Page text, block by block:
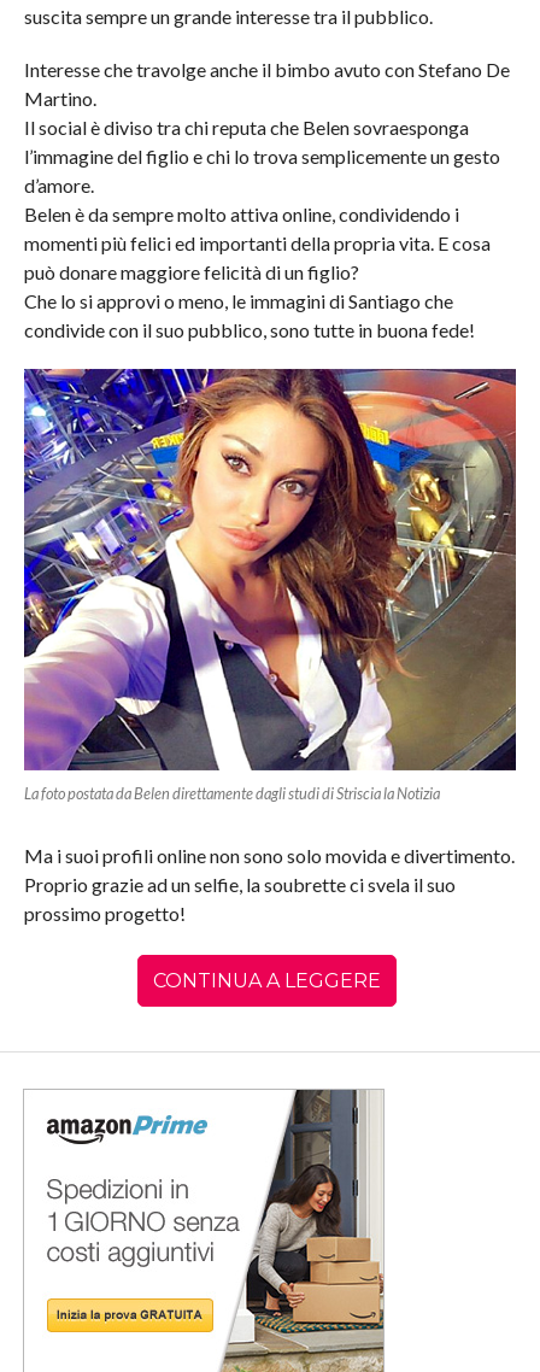
suscita sempre un grande interesse tra il pubblico.
Interesse che travolge anche il bimbo avuto con Stefano De
Martino.
Il social è diviso tra chi reputa che Belen sovraesponga
l’immagine del figlio e chi lo trova semplicemente un gesto
d’amore.
Belen è da sempre molto attiva online, condividendo i
momenti più felici ed importanti della propria vita. E cosa
può donare maggiore felicità di un figlio?
Che lo si approvi o meno, le immagini di Santiago che
condivide con il suo pubblico, sono tutte in buona fede!
La foto postata da Belen direttamente dagli studi di Striscia la Notizia
Ma i suoi profili online non sono solo movida e divertimento.
Proprio grazie ad un selfie, la soubrette ci svela il suo
prossimo progetto!
CONTINUA A LEGGERE